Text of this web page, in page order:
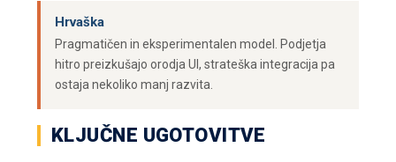
Hrvaška
Pragmatičen in eksperimentalen model. Podjetja
hitro preizkušajo orodja UI, strateška integracija pa
ostaja nekoliko manj razvita.
KLJUČNE UGOTOVITVE